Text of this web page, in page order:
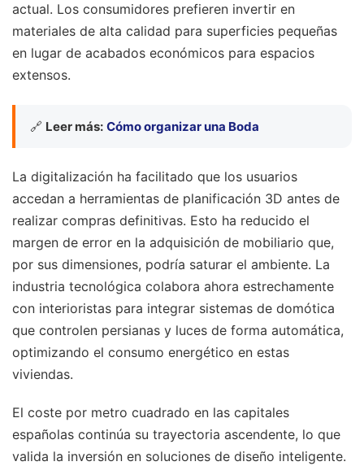
actual. Los consumidores prefieren invertir en
materiales de alta calidad para superficies pequeñas
en lugar de acabados económicos para espacios
extensos.
🔗 Leer más: Cómo organizar una Boda
La digitalización ha facilitado que los usuarios
accedan a herramientas de planificación 3D antes de
realizar compras definitivas. Esto ha reducido el
margen de error en la adquisición de mobiliario que,
por sus dimensiones, podría saturar el ambiente. La
industria tecnológica colabora ahora estrechamente
con interioristas para integrar sistemas de domótica
que controlen persianas y luces de forma automática,
optimizando el consumo energético en estas
viviendas.
El coste por metro cuadrado en las capitales
españolas continúa su trayectoria ascendente, lo que
valida la inversión en soluciones de diseño inteligente.